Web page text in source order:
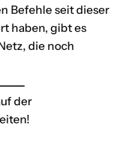
Befehle seit dieser
haben, gibt es
die noch
der